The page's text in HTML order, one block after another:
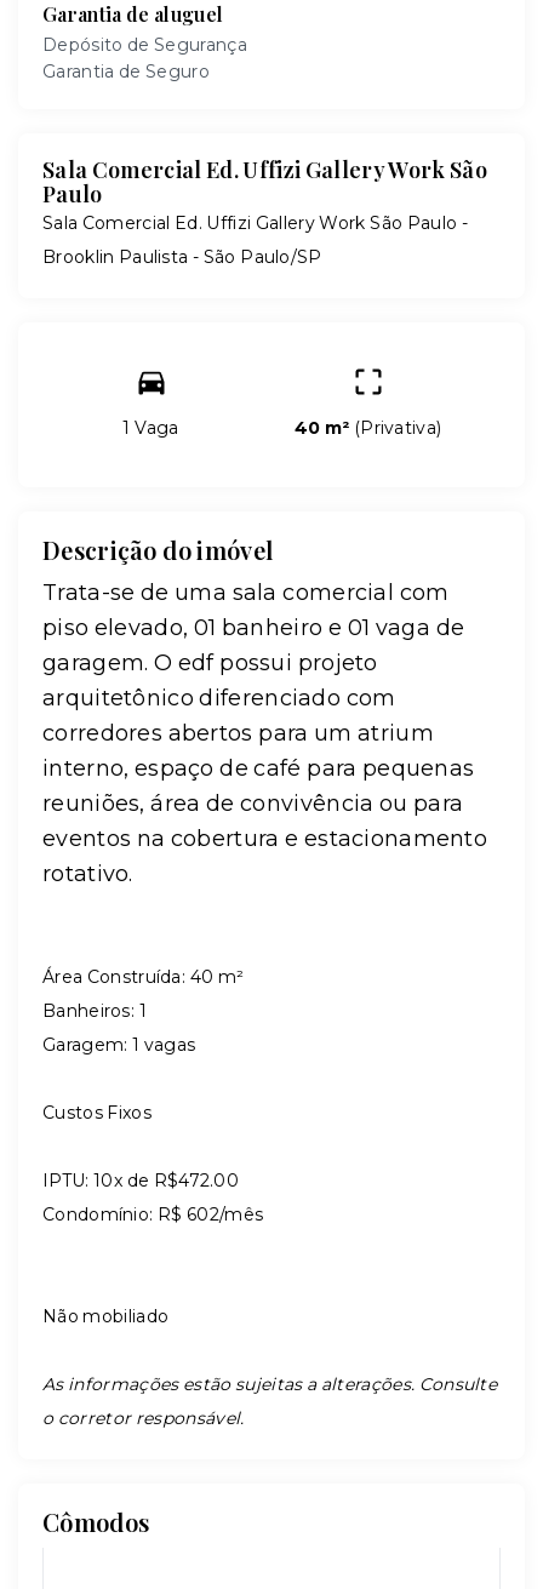
Garantia de aluguel
Depósito de Segurança
Garantia de Seguro
Sala Comercial Ed. Uffizi Gallery Work São
Paulo
Sala Comercial Ed. Uffizi Gallery Work São Paulo -
Brooklin Paulista - São Paulo/SP
1 Vaga 40 m² (Privativa)
Descrição do imóvel
Trata-se de uma sala comercial com
piso elevado, 01 banheiro e 01 vaga de
garagem. O edf possui projeto
arquitetônico diferenciado com
corredores abertos para um atrium
interno, espaço de café para pequenas
reuniões, área de convivência ou para
eventos na cobertura e estacionamento
rotativo.
Área Construída: 40 m²
Banheiros: 1
Garagem: 1 vagas
Custos Fixos
IPTU: 10x de R$472.00
Condomínio: R$ 602/mês
Não mobiliado
As informações estão sujeitas a alterações. Consulte
o corretor responsável.
Cômodos